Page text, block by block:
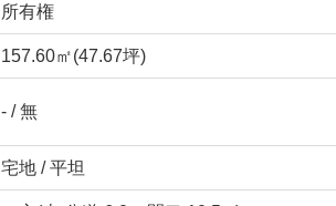
所有権
157.60㎡(47.67坪)
- / 無
宅地 / 平坦